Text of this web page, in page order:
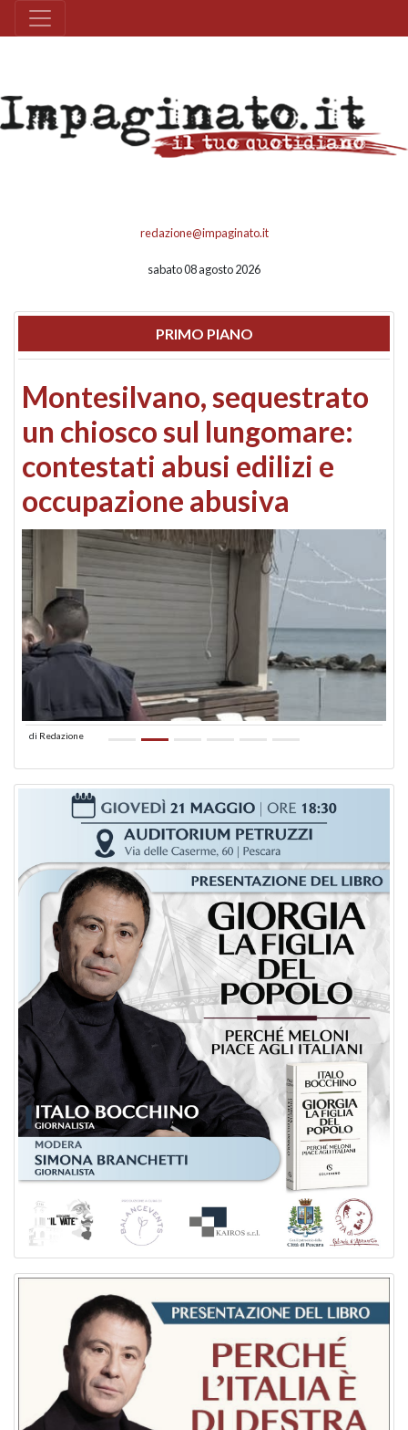
redazione@impaginato.it
sabato 08 agosto 2026
PRIMO PIANO
Montesilvano, sequestrato
un chiosco sul lungomare:
contestati abusi edilizi e
occupazione abusiva
di Redazione